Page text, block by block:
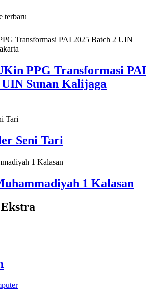
terbaru
PPG Transformasi PAI
UIN Sunan Kalijaga
Seni Tari
1 Kalasan